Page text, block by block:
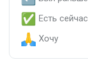
Есть сейчас
Хочу